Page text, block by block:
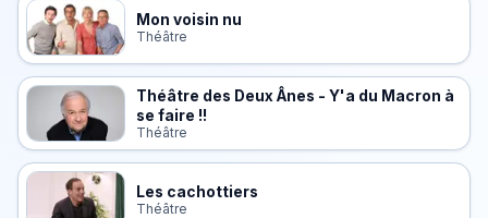
Mon voisin nu
Théâtre
Théâtre des Deux Ânes - Y'a du Macron à
se faire !!
Théâtre
Les cachottiers
Théâtre